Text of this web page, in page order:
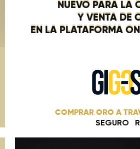
NUEVO PARA LA
Y VENTA DE
EN LA PLATAFORMA
COMPRAR ORO A
SEGURO